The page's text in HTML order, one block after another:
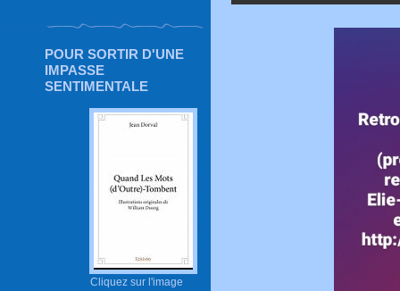
POUR SORTIR D'UNE
IMPASSE
SENTIMENTALE
Cliquez sur l'image